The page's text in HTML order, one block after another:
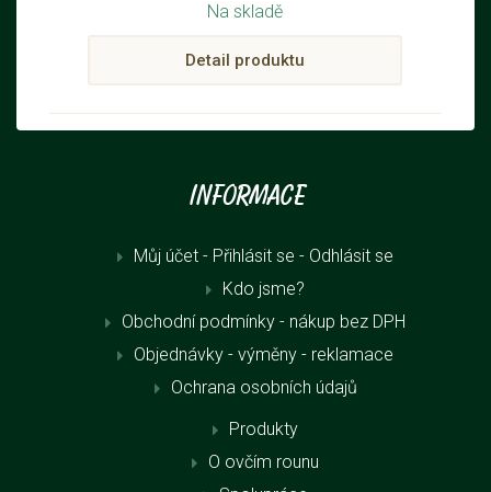
Na skladě
Detail produktu
Informace
Můj účet - Přihlásit se - Odhlásit se
Kdo jsme?
Obchodní podmínky - nákup bez DPH
Objednávky - výměny - reklamace
Ochrana osobních údajů
Produkty
O ovčím rounu